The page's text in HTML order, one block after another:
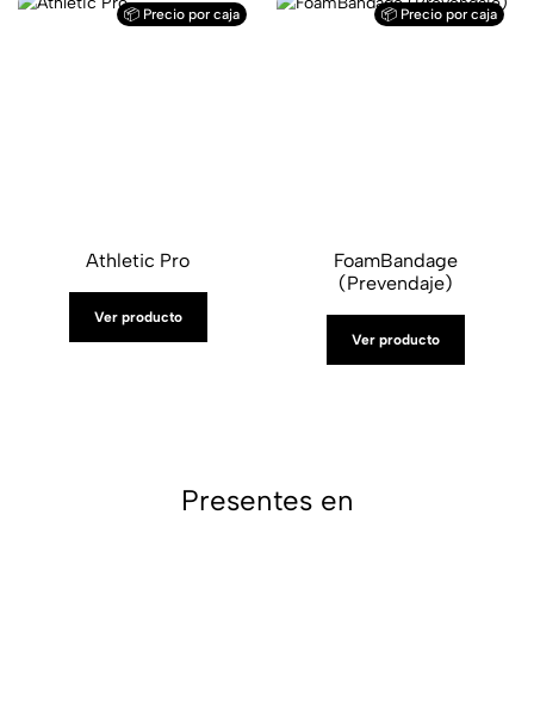
📦 Precio por caja
Athletic Pro
Ver producto
📦 Precio por caja
FoamBandage
(Prevendaje)
Ver producto
Presentes en